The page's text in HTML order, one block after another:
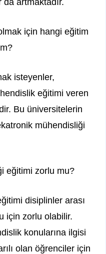
için hangi eğitim
isteyenler,
eğitimi veren
Bu üniversitelerin
mühendisliği
eğitimi zorlu mu?
disiplinler arası
için zorlu olabilir.
konularına ilgisi
olan öğrenciler için